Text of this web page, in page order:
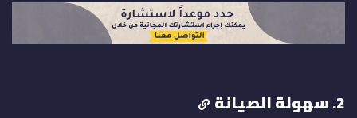
2. سهولة الصيانة